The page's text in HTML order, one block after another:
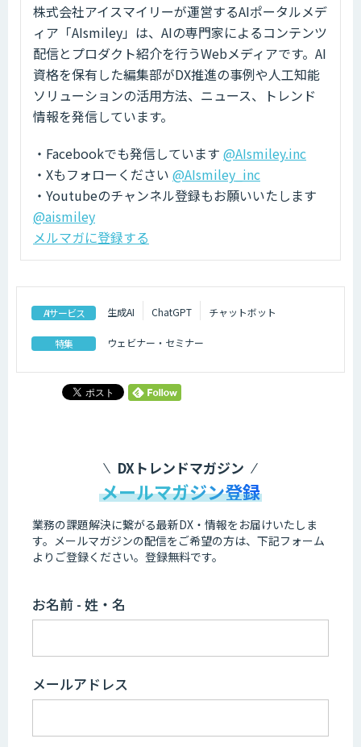
株式会社アイスマイリーが運営するAIポータルメデ
ィア「AIsmiley」は、AIの専門家によるコンテンツ
配信とプロダクト紹介を行うWebメディアです。AI
資格を保有した編集部がDX推進の事例や人工知能
ソリューションの活用方法、ニュース、トレンド
情報を発信しています。
・Facebookでも発信しています @AIsmiley.inc
・Xもフォローください @AIsmiley_inc
・Youtubeのチャンネル登録もお願いいたします
@aismiley
メルマガに登録する
AIサービス 生成AI ChatGPT チャットボット
特集 ウェビナー・セミナー
DXトレンドマガジン
メールマガジン登録
業務の課題解決に繋がる最新DX・情報をお届けいたしま
す。 メールマガジンの配信をご希望の方は、下記フォーム
よりご登録ください。登録無料です。
お名前 - 姓・名
メールアドレス